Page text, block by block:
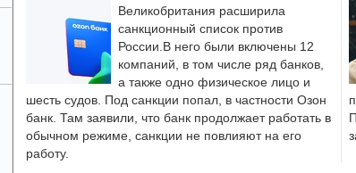
Великобритания расширила
санкционный список против
России.В него были включены 12
компаний, в том числе ряд банков,
а также одно физическое лицо и
шесть судов. Под санкции попал, в частности Озон
банк. Там заявили, что банк продолжает работать в
обычном режиме, санкции не повлияют на его
работу.